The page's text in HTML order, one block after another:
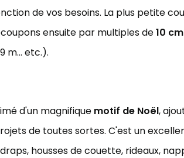
de vos besoins. La plus petite
ensuite par multiples de10 cm
m... etc.).
d'un magnifique motif de Noël,
de toutes sortes. C'est un
housses de couette, rideaux,